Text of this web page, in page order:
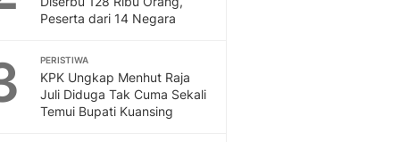
Peserta dari 14 Negara
PERISTIWA
KPK Ungkap Menhut Raja
Juli Diduga Tak Cuma Sekali
Temui Bupati Kuansing